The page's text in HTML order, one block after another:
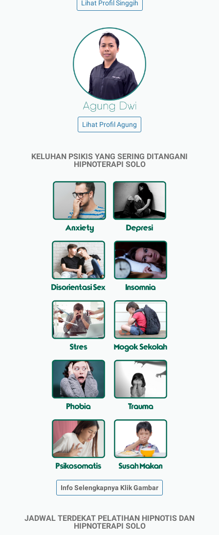
Lihat Profil Singgih
Lihat Profil Agung
KELUHAN PSIKIS YANG SERING DITANGANI
HIPNOTERAPI SOLO
Info Selengkapnya Klik Gambar
JADWAL TERDEKAT PELATIHAN HIPNOTIS DAN
HIPNOTERAPI SOLO